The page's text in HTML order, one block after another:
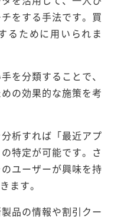
をする手法です。買
るために用いられま
を分類することで、
の効果的な施策を考
析すれば「最近アプ
特定が可能です。さ
ユーザーが興味を持
ます。
品の情報や割引クー